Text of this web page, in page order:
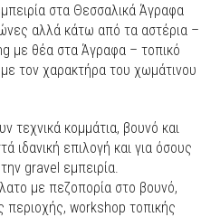
στα Θεσσαλικά Άγραφα
αλλά κάτω από τα αστέρια –
με θέα στα Άγραφα – τοπικό
τον χαρακτήρα του χωμάτινου
τεχνικά κομμάτια, βουνό και
ιδανική επιλογή και για όσους
gravel εμπειρία.
με πεζοπορία στο βουνό,
περιοχής, workshop τοπικής